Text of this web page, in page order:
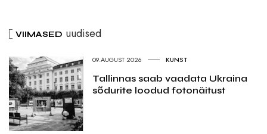
VIIMASED uudised
09.AUGUST 2026 KUNST
Tallinnas saab vaadata Ukraina
sõdurite loodud fotonäitust